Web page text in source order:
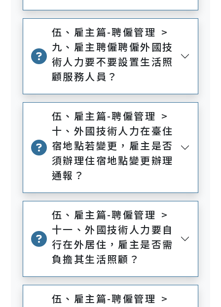
伍、雇主篇-聘僱管理 >
九、雇主聘僱聘僱外國技
術人力要不要設置生活照
顧服務人員？
伍、雇主篇-聘僱管理 >
十、外國技術人力在臺住
宿地點若變更，雇主是否
須辦理住宿地點變更辦理
通報？
伍、雇主篇-聘僱管理 >
十一、外國技術人力要自
行在外居住，雇主是否需
負擔其生活照顧？
伍、雇主篇-聘僱管理 >